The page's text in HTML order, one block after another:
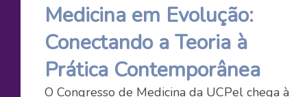
Medicina em Evolução:
Conectando a Teoria à
Prática Contemporânea
O Congresso de Medicina da UCPel chega à